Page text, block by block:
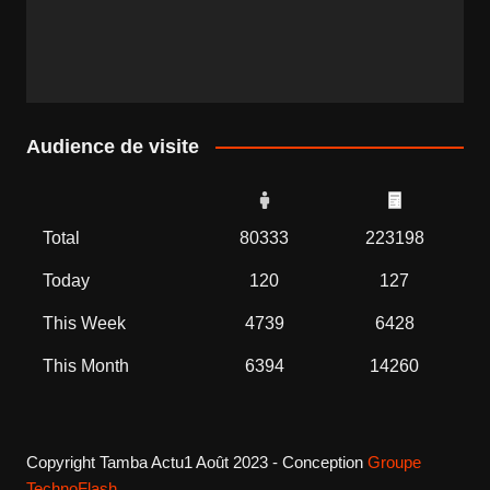
Audience de visite
Total 80333 223198
Today 120 127
This Week 4739 6428
This Month 6394 14260
Copyright Tamba Actu1 Août 2023 - Conception Groupe